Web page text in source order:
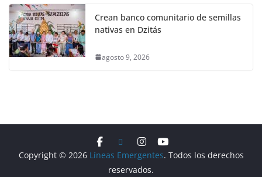
Crean banco comunitario de semillas
nativas en Dzitás
agosto 9, 2026
Copyright © 2026 Líneas Emergentes. Todos los derechos
reservados.